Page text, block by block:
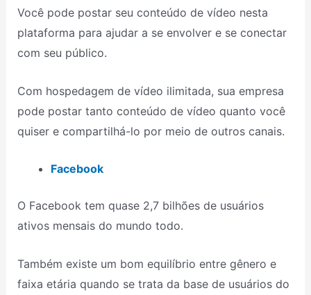
Você pode postar seu conteúdo de vídeo nesta
plataforma para ajudar a se envolver e se conectar
com seu público.
Com hospedagem de vídeo ilimitada, sua empresa
pode postar tanto conteúdo de vídeo quanto você
quiser e compartilhá-lo por meio de outros canais.
Facebook
O Facebook tem quase 2,7 bilhões de usuários
ativos mensais do mundo todo.
Também existe um bom equilíbrio entre gênero e
faixa etária quando se trata da base de usuários do